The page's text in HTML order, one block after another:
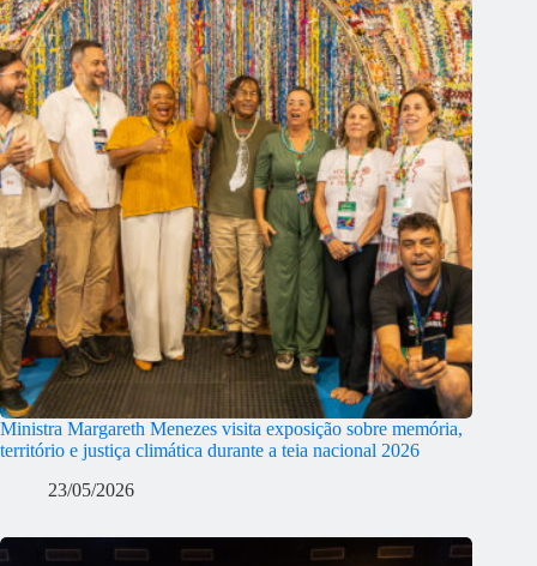
Ministra Margareth Menezes visita exposição sobre memória,
território e justiça climática durante a teia nacional 2026
23/05/2026